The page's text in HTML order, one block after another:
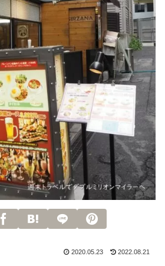
2020.05.23 2022.08.21